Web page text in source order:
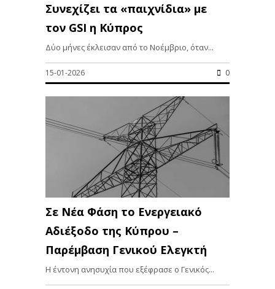
Συνεχίζει τα «παιχνίδια» με
τον GSI η Κύπρος
Δύο μήνες έκλεισαν από το Νοέμβριο, όταν...
15-01-2026 0
Σε Νέα Φάση το Ενεργειακό
Αδιέξοδο της Κύπρου –
Παρέμβαση Γενικού Ελεγκτή
Η έντονη ανησυχία που εξέφρασε ο Γενικός...